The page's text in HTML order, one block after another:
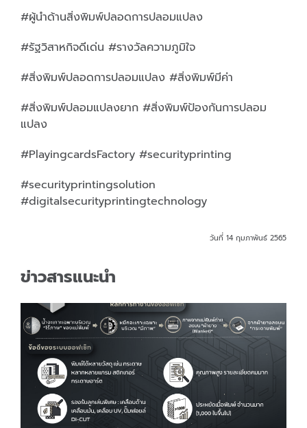
#ผู้นำด้านสิ่งพิมพ์ปลอดการปลอมแปลง
#รัฐวิสาหกิจดีเด่น #รางวัลความภูมิใจ
#สิ่งพิมพ์ปลอดการปลอมแปลง #สิ่งพิมพ์มีค่า
#สิ่งพิมพ์ปลอมแปลงยาก #สิ่งพิมพ์ป้องกันการปลอม
แปลง
#PlayingcardsFactory #securityprinting
#securityprintingsolution
#digitalsecurityprintingtechnology
วันที่ 14 กุมภาพันธ์ 2565
ข่าวสารแนะนำ